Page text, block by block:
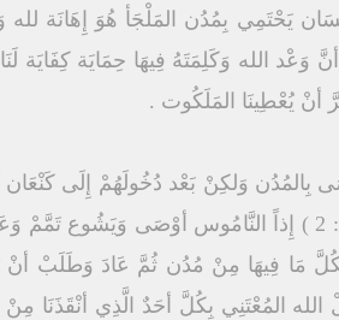
يَحْتَمِي بِمُدُن المَلْجَأ هُوَ إِهَانَة
وَعْد الله وَكَلِمَتَهُ فِيهَا حِمَايَة
أنْ يُعْطِينَا المَلَكُوت .
وَلكِنْ بَعْد دُخُولَهُمْ إِلَى كَنْعَان
عَلَى يَدِ مُوسَى } ( يش 20 : 2 ) إِذاً النَّامُوس
مَا فِيهَا مِنْ مُدُن ثُمَّ عَادَ وَطَلَبْ أنْ
المُعْتَنِي بِكُلَّ أحَدٌ الَّذِي أنْقَذَنَا